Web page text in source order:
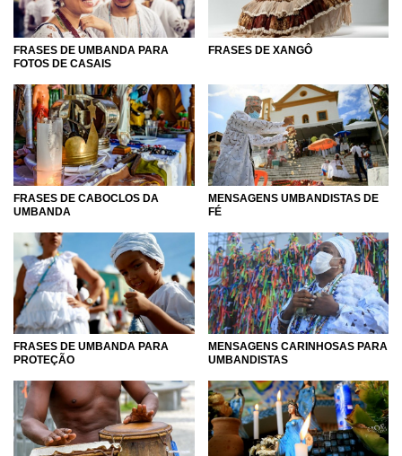
FRASES DE UMBANDA PARA
FOTOS DE CASAIS
FRASES DE XANGÔ
FRASES DE CABOCLOS DA
UMBANDA
MENSAGENS UMBANDISTAS DE
FÉ
FRASES DE UMBANDA PARA
PROTEÇÃO
MENSAGENS CARINHOSAS PARA
UMBANDISTAS